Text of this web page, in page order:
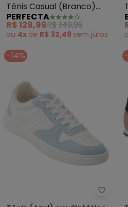
Tênis Casual (Branco)
em Sintético
PERFECTA
R$ 129,99R$ 149,99
ou 4x de R$ 32,49 sem juros
-14%